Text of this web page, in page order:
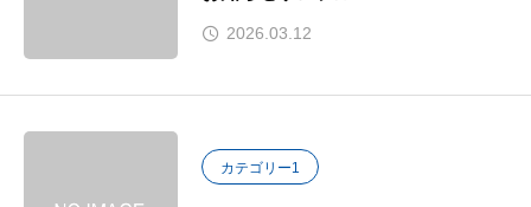
2026.03.12
カテゴリー1